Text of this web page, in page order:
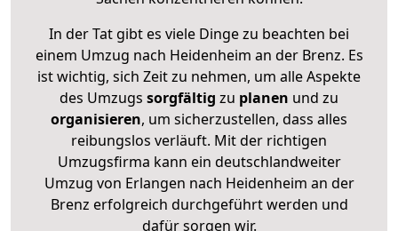
In der Tat gibt es viele Dinge zu beachten bei
einem Umzug nach Heidenheim an der Brenz. Es
ist wichtig, sich Zeit zu nehmen, um alle Aspekte
des Umzugs sorgfältig zu planen und zu
organisieren, um sicherzustellen, dass alles
reibungslos verläuft. Mit der richtigen
Umzugsfirma kann ein deutschlandweiter
Umzug von Erlangen nach Heidenheim an der
Brenz erfolgreich durchgeführt werden und
dafür sorgen wir.